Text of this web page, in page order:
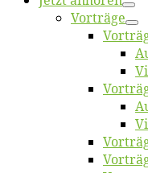
Vor­trä­ge